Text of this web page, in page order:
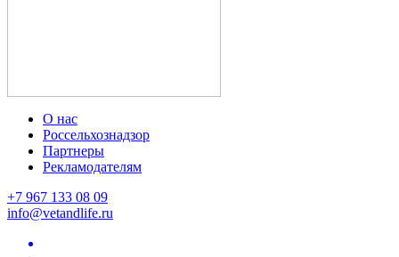
О нас
Россельхознадзор
Партнеры
Рекламодателям
+7 967 133 08 09
info@vetandlife.ru